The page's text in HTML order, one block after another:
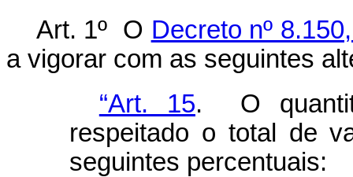
Art. 1º O Decreto nº
a vigorar com as seguintes
“Art. 15. O
respeitado o total de
seguintes percentuais: